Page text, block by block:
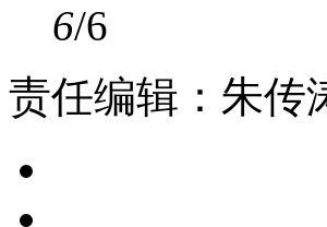
6/6
责任编辑：朱传